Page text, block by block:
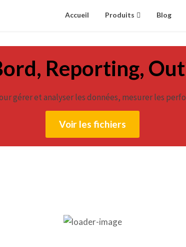
Accueil Produits Blog
Reporting,
gérer et analyser les données, mesurer les
Voir les fichiers